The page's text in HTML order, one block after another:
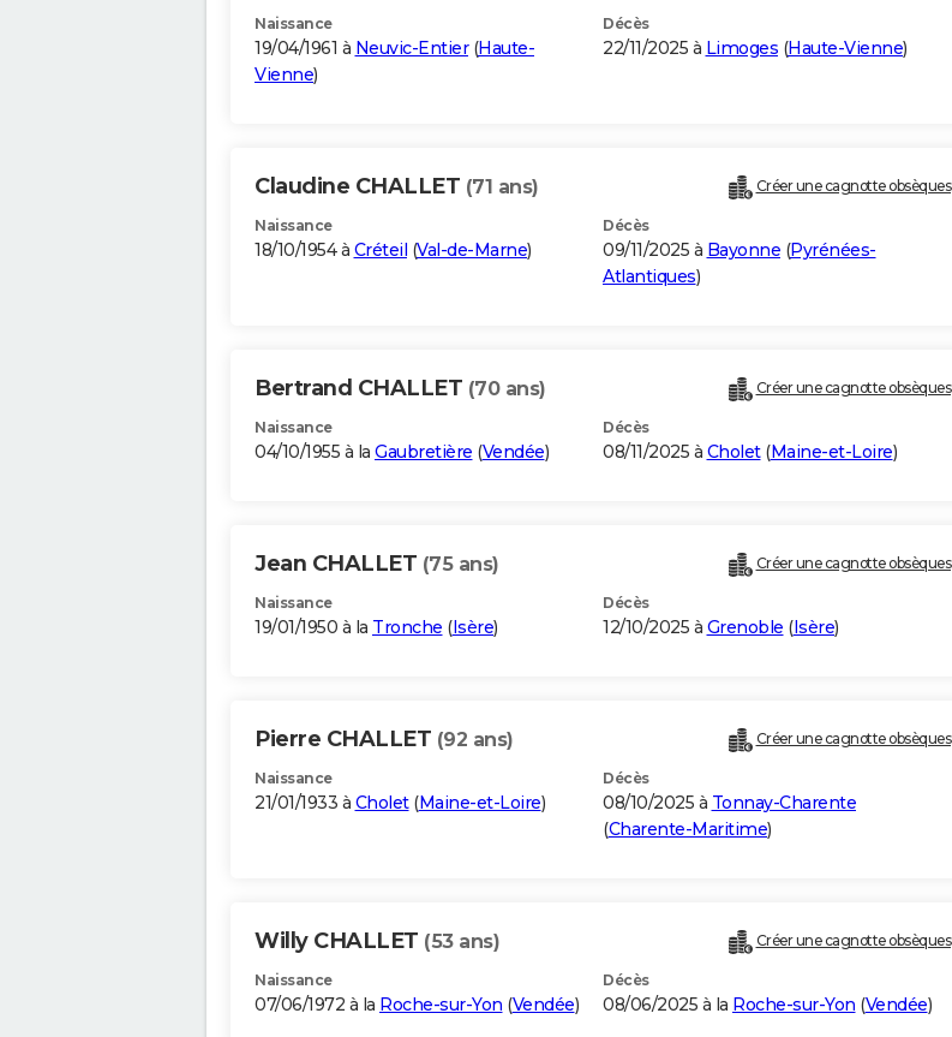
Naissance
19/04/1961 à Neuvic-Entier(Haute-
Vienne)
Décès
22/11/2025 à Limoges (Haute-Vienne)
Claudine CHALLET (71 ans) Créer une cagnotte obsèques
Naissance
18/10/1954 à Créteil (Val-de-Marne)
Décès
09/11/2025 à Bayonne (Pyrénées-
Atlantiques)
Bertrand CHALLET (70 ans) Créer une cagnotte obsèques
Naissance
04/10/1955 à la Gaubretière (Vendée)
Décès
08/11/2025 à Cholet(Maine-et-Loire)
Jean CHALLET (75 ans) Créer une cagnotte obsèques
Naissance
19/01/1950 à la Tronche (Isère)
Décès
12/10/2025 à Grenoble (Isère)
Pierre CHALLET (92 ans) Créer une cagnotte obsèques
Naissance
21/01/1933 à Cholet(Maine-et-Loire)
Décès
08/10/2025 à Tonnay-Charente
(Charente-Maritime)
Willy CHALLET (53 ans) Créer une cagnotte obsèques
Naissance
07/06/1972 à la Roche-sur-Yon (Vendée)
Décès
08/06/2025 à la Roche-sur-Yon (Vendée)